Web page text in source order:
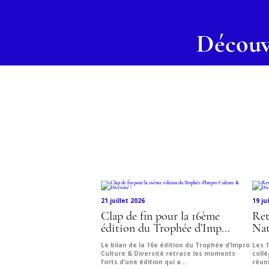
21 juillet 2026
Clap de fin pour la 16ème
édition du Trophée d’Imp...
Le bilan de la 16e édition du Trophée d’Impro
Culture & Diversité retrace les moments
forts d’une édition qui a...
19
Les